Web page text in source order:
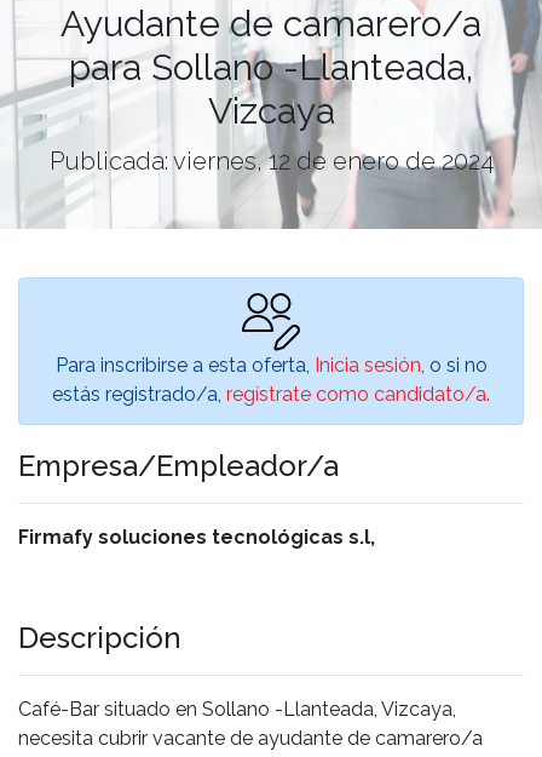
Ayudante de camarero/a
para Sollano -Llanteada,
Vizcaya
Publicada: viernes, 12 de enero de 2024
Para inscribirse a esta oferta, Inicia sesión , o si no
estás registrado/a, regístrate como candidato/a.
Empresa/Empleador/a
Firmafy soluciones tecnológicas s.l,
Descripción
Café-Bar situado en Sollano -Llanteada, Vizcaya,
necesita cubrir vacante de ayudante de camarero/a